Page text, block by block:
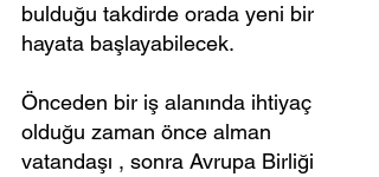
bulduğu takdirde orada yeni bir
hayata başlayabilecek.
Önceden bir iş alanında ihtiyaç
olduğu zaman önce alman
vatandaşı , sonra Avrupa Birliği